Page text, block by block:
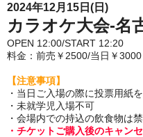
2024年12月15日(日)
カラオケ大会-名
OPEN 12:00/START 12:20
料金：前売￥2500/当日￥3000
【注意事項】
・当日ご入場の際に投票用紙
・未就学児入場不可
・会場内での持込の飲食物は
・チケットご購入後のキャン